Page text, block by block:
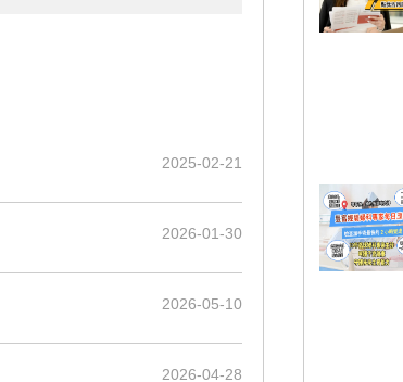
2025-02-21
2026-01-30
2026-05-10
2026-04-28